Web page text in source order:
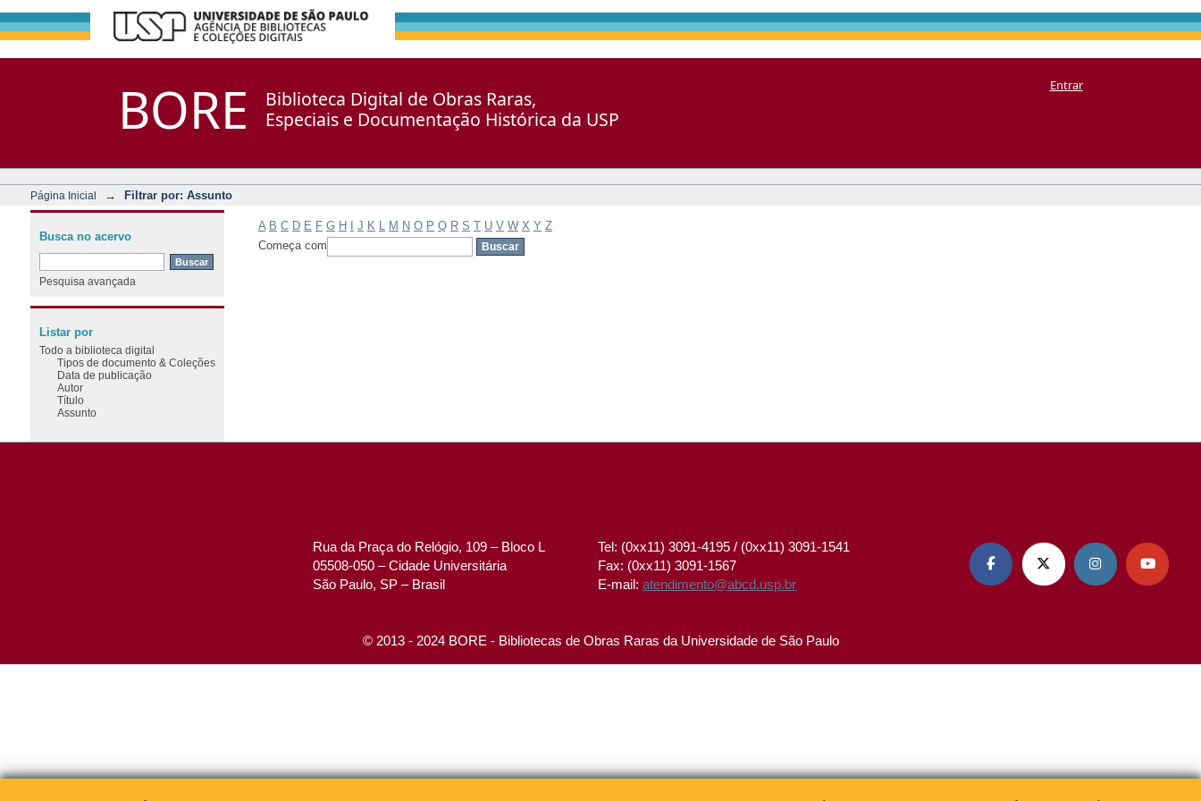
BORE
Biblioteca Digital de Obras Raras,
Especiais e Documentação Histórica da USP
Entrar
Página Inicial → Filtrar por: Assunto
A B C D E F G H J K M N O P Q R S T U V W X Y Z
Começa com
Busca no acervo
Pesquisa avançada
Listar por
Todo a biblioteca digital
Tipos de documento & Coleções
Data de publicação
Autor
Título
Assunto
Rua da Praça do Relógio, 109 – Bloco L
05508-050 – Cidade Universitária
São Paulo, SP – Brasil
Tel: (0xx11) 3091-4195 / (0xx11) 3091-1541
Fax: (0xx11) 3091-1567
E-mail:atendimento@abcd.usp.br
   
© 2013 - 2024 BORE - Bibliotecas de Obras Raras da Universidade de São Paulo